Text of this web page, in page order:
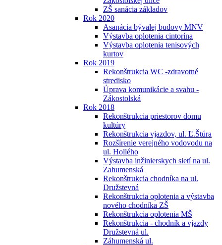
ZŠ sanácia základov
Rok 2020
Asanácia bývalej budovy MNV
Výstavba oplotenia cintorína
Výstavba oplotenia tenisových
kurtov
Rok 2019
Rekonštrukcia WC -zdravotné
stredisko
Úprava komunikácie a svahu -
Zákostolská
Rok 2018
Rekonštrukcia priestorov domu
kultúry
Rekonštrukcia vjazdov, ul. Ľ.Štúra
Rozšírenie verejného vodovodu na
ul. Hollého
Výstavba inžinierskych sietí na ul.
Zahumenská
Rekonštrukcia chodníka na ul.
Družstevná
Rekonštrukcia oplotenia a výstavba
nového chodníka ZŠ
Rekonštrukcia oplotenia MŠ
Rekonštrukcia - chodník a vjazdy
Družstevná ul.
Záhumenská ul.